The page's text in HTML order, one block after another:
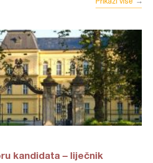
Prikaži više
kandidata – liječnik